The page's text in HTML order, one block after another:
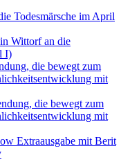
Todesmärsche im April
Wittorf an die
I)
die bewegt zum
mit
die bewegt zum
mit
Extraausgabe mit Berit